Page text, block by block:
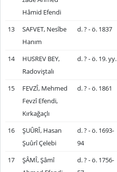
Hâmid Efendi
13
SAFVET, Nesîbe
Hanım
d. ? - ö. 1837
14
HUSREV BEY,
Radoviştalı
d. ? - ö. 19. yy.
15
FEVZÎ, Mehmed
Fevzî Efendi,
Kırkağaçlı
d. ? - ö. 1861
16
ŞUÛRÎ, Hasan
Şuûrî Çelebi
d. ? - ö. 1693-
94
17
ŞÂMÎ, Şâmî
d. ? - ö. 1756-